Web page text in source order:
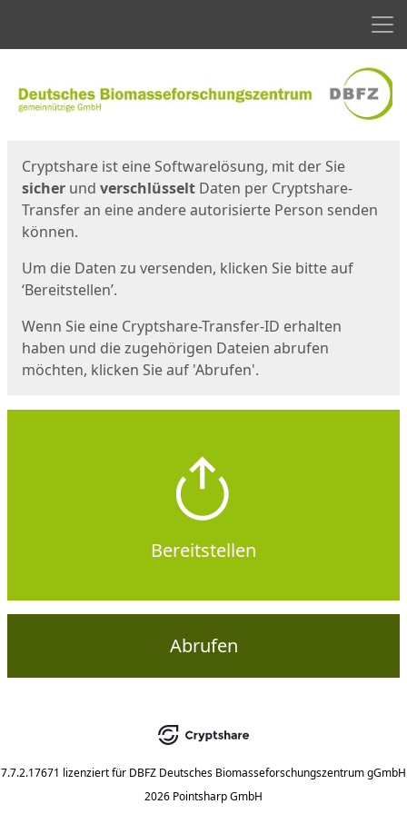
Cryptshare ist eine Softwarelösung, mit der Sie
sicher und verschlüsselt Daten per Cryptshare-
Transfer an eine andere autorisierte Person senden
können.
Um die Daten zu versenden, klicken Sie bitte auf
‘Bereitstellen’.
Wenn Sie eine Cryptshare-Transfer-ID erhalten
haben und die zugehörigen Dateien abrufen
möchten, klicken Sie auf 'Abrufen'.
Bereitstellen
Abrufen
7.7.2.17671 lizenziert für DBFZ Deutsches Biomasseforschungszentrum gGmbH
2026 Pointsharp GmbH